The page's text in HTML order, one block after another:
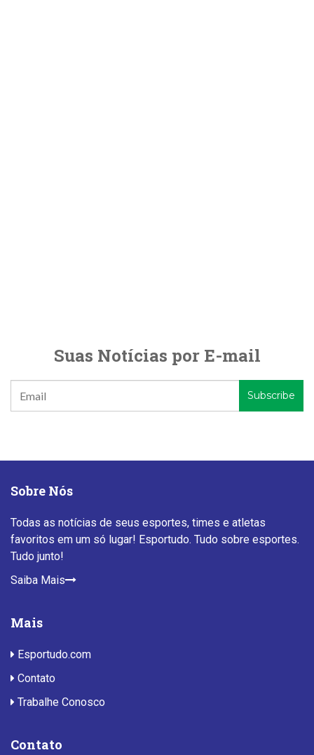
Suas Notícias por E-mail
Sobre Nós
Todas as notícias de seus esportes, times e atletas
favoritos em um só lugar! Esportudo. Tudo sobre esportes.
Tudo junto!
Saiba Mais
Mais
Esportudo.com
Contato
Trabalhe Conosco
Contato